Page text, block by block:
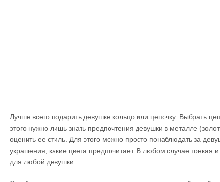
Лучше всего подарить девушке кольцо или цепочку. Выбрать
этого нужно лишь знать предпочтения девушки в металле
оценить ее стиль. Для этого можно просто понаблюдать за
украшения, какие цвета предпочитает. В любом случае тонкая
для любой девушки.